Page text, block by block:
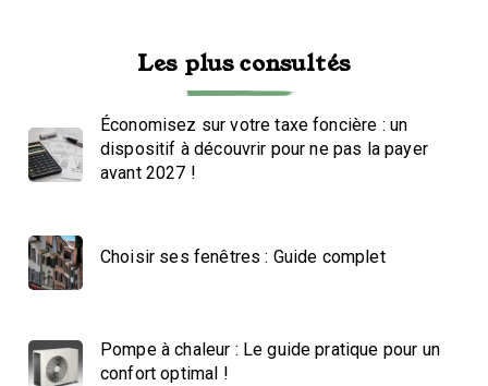
Les plus consultés
Économisez sur votre taxe foncière : un
dispositif à découvrir pour ne pas la payer
avant 2027 !
Choisir ses fenêtres : Guide complet
Pompe à chaleur : Le guide pratique pour un
confort optimal !